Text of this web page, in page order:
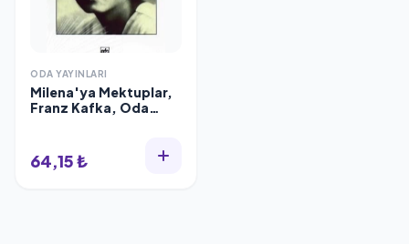
ODA YAYINLARI
Milena'ya Mektuplar,
Franz Kafka, Oda
64,15 ₺